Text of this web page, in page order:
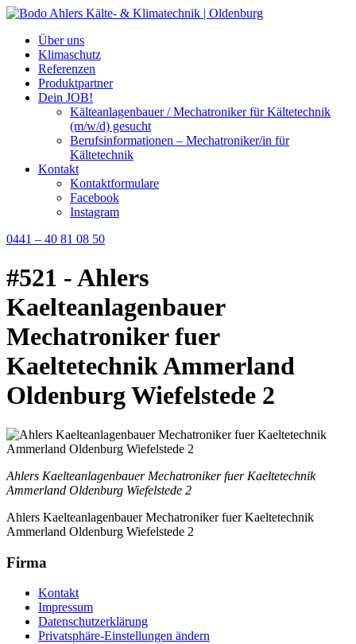
Über uns
Klimaschutz
Referenzen
Produktpartner
Dein JOB!
Kälteanlagenbauer / Mechatroniker für Kältetechnik
(m/w/d) gesucht
Berufsinformationen – Mechatroniker/in für
Kältetechnik
Kontakt
Kontaktformulare
Facebook
Instagram
0441 – 40 81 08 50
#521 - Ahlers
Kaelteanlagenbauer
Mechatroniker fuer
Kaeltetechnik Ammerland
Oldenburg Wiefelstede 2
Ahlers Kaelteanlagenbauer Mechatroniker fuer Kaeltetechnik
Ammerland Oldenburg Wiefelstede 2
Ahlers Kaelteanlagenbauer Mechatroniker fuer Kaeltetechnik
Ammerland Oldenburg Wiefelstede 2
Firma
Kontakt
Impressum
Datenschutzerklärung
Privatsphäre-Einstellungen ändern